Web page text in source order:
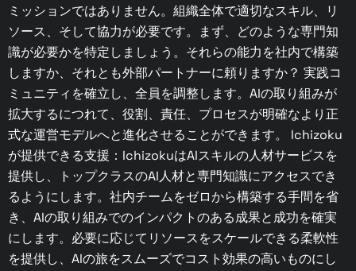
ミッションではありません。組織全体で適切なスキル、リ
ソース、そして協力が必要です。まず、どのような専門知
識が必要かを特定しましょう。それらの能力を社内で構築
しますか、それとも外部パートナーに頼りますか？ 実践コ
ミュニティを確立し、全員を調整します。AIの取り組みが
拡大するにつれて、役割、責任、プロセスが明確なより正
式な運営モデルへと進化させることができます。 Ichizoku
が提供できる支援：IchizokuはAIスキルの人材サービスを
提供し、トップクラスのAI人材と専門知識にアクセスでき
るようにします。社内チームをゼロから構築する手間を省
き、AIの取り組みでのインパクトのある成果と成功を確実
にします。必要に応じてリソースをスケールできる柔軟性
を提供し、AIの旅をスムーズでコスト効果の高いものにし